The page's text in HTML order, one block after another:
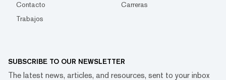
Contacto
Carreras
Trabajos
SUBSCRIBE TO OUR NEWSLETTER
The latest news, articles, and resources, sent to your inbox